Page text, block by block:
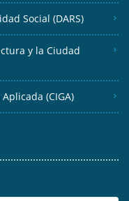
Social (DARS)
y la Ciudad
(CIGA)